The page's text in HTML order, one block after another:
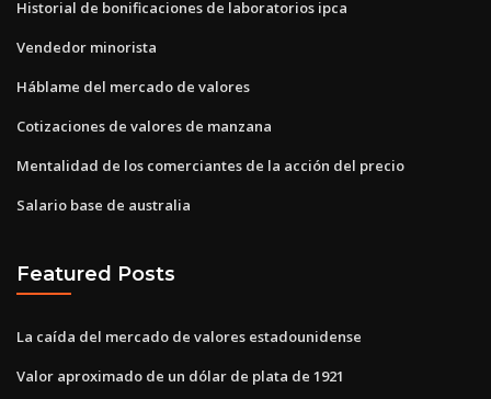
Historial de bonificaciones de laboratorios ipca
Vendedor minorista
Háblame del mercado de valores
Cotizaciones de valores de manzana
Mentalidad de los comerciantes de la acción del precio
Salario base de australia
Featured Posts
La caída del mercado de valores estadounidense
Valor aproximado de un dólar de plata de 1921